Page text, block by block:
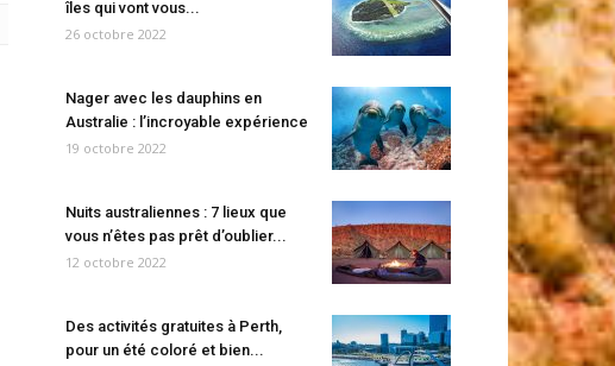
îles qui vont vous...
26 octobre 2022
Nager avec les dauphins en
Australie : l’incroyable expérience
19 octobre 2022
Nuits australiennes : 7 lieux que
vous n’êtes pas prêt d’oublier...
12 octobre 2022
Des activités gratuites à Perth,
pour un été coloré et bien...